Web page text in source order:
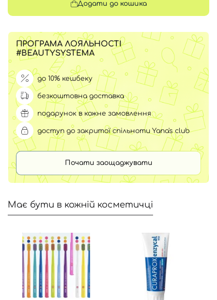
Додати до кошика
ПРОГРАМА ЛОЯЛЬНОСТІ
#BEAUTYSYSTEMA
до 10% кешбеку
безкоштовна доставка
подарунок в кожне замовлення
доступ до закритої спільноти Yana's club
Почати заощаджувати
Має бути в кожній косметичці